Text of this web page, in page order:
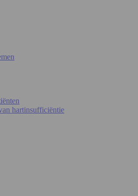
hartinsufficiëntie